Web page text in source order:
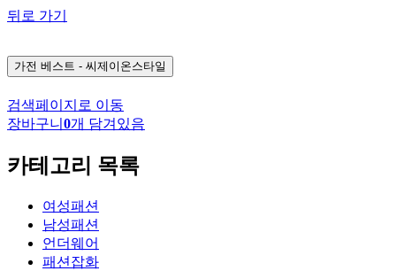
뒤로 가기
가전 베스트 - 씨제이온스타일
검색페이지로 이동
장바구니 0개 담겨있음
카테고리 목록
여성패션
남성패션
언더웨어
패션잡화